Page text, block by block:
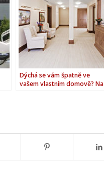
Dýchá se vám špatně ve
vašem vlastním domově? Na